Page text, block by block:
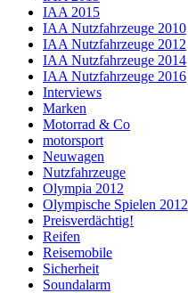
IAA 2015
IAA Nutzfahrzeuge 2010
IAA Nutzfahrzeuge 2012
IAA Nutzfahrzeuge 2014
IAA Nutzfahrzeuge 2016
Interviews
Marken
Motorrad & Co
motorsport
Neuwagen
Nutzfahrzeuge
Olympia 2012
Olympische Spielen 2012
Preisverdächtig!
Reifen
Reisemobile
Sicherheit
Soundalarm